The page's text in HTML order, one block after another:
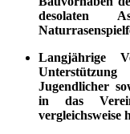
desolaten
Langjährige
Jugendlicher
in das
vergleichsweise